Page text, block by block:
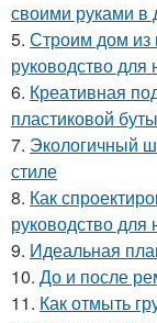
своими руками в
5. Строим дом из
руководство
6. Креативная
пластиковой
7. Экологичный
стиле
8. Как
руководство
9. Идеальная
10. До и после
11. Как отмыть